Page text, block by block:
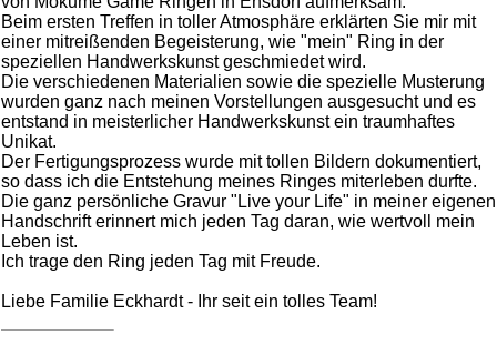
Beim ersten Treffen in toller Atmosphäre erklärten Sie mir mit
einer mitreißenden Begeisterung, wie "mein" Ring in der
speziellen Handwerkskunst geschmiedet wird.
Die verschiedenen Materialien sowie die spezielle Musterung
wurden ganz nach meinen Vorstellungen ausgesucht und es
entstand in meisterlicher Handwerkskunst ein traumhaftes
Unikat.
Der Fertigungsprozess wurde mit tollen Bildern dokumentiert,
so dass ich die Entstehung meines Ringes miterleben durfte.
Die ganz persönliche Gravur "Live your Life" in meiner eigenen
Handschrift erinnert mich jeden Tag daran, wie wertvoll mein
Leben ist.
Ich trage den Ring jeden Tag mit Freude.
Liebe Familie Eckhardt - Ihr seit ein tolles Team!